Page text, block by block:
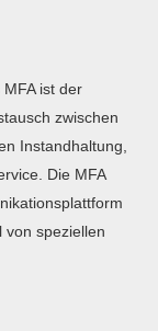
ist der
zwischen
Instandhaltung,
Die MFA
von speziellen